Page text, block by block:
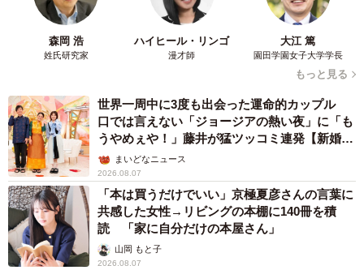
人気パチンコ台で1回転大当たりする確率！？
年末ジャンボの当選確率は、1等7億円が2000万分の1、前
後賞1.5億円が1000万分の1とされる。参加者間で、共同購
台「東京喰種」に座り、1回転で大当たりする確率と変わら
ないと分かったという。
森岡 浩
姓氏研究家
ハイヒール・リンゴ
漫才師
大江 篤
園田学園女子大学学長
もっと見る
世界一周中に3度も出会った運命的カップル
口では言えない「ジョージアの熱い夜」に「も
うやめぇや！」藤井が猛ツッコミ連発【新婚さ
ん】まいどなニュース
2026.08.07
「本は買うだけでいい」京極夏彦さんの言葉に
共感した女性→リビングの本棚に140冊を積
読 「家に自分だけの本屋さん」
山岡 もと子
2026.08.07